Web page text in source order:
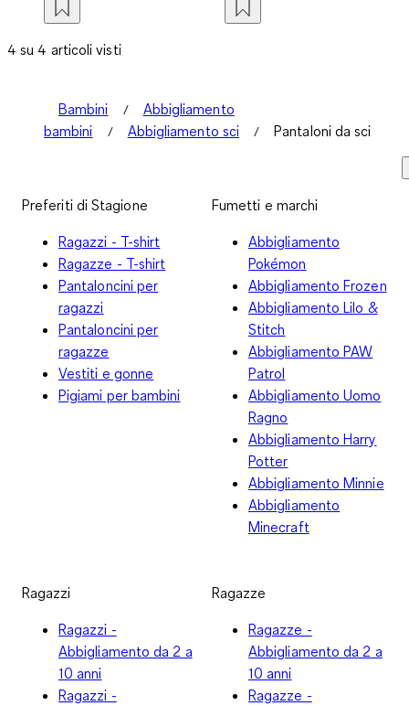
4 su 4 articoli visti
Bambini
Abbigliamento
bambini
Abbigliamento sci Pantaloni da sci
Preferiti di Stagione
Ragazzi - T-shirt
Ragazze - T-shirt
Pantaloncini per
ragazzi
Pantaloncini per
ragazze
Vestiti e gonne
Pigiami per bambini
Fumetti e marchi
Abbigliamento
Pokémon
Abbigliamento Frozen
Abbigliamento Lilo &
Stitch
Abbigliamento PAW
Patrol
Abbigliamento Uomo
Ragno
Abbigliamento Harry
Potter
Abbigliamento Minnie
Abbigliamento
Minecraft
Ragazzi
Ragazzi -
Abbigliamento da 2 a
10 anni
Ragazzi -
Ragazze
Ragazze -
Abbigliamento da 2 a
10 anni
Ragazze -